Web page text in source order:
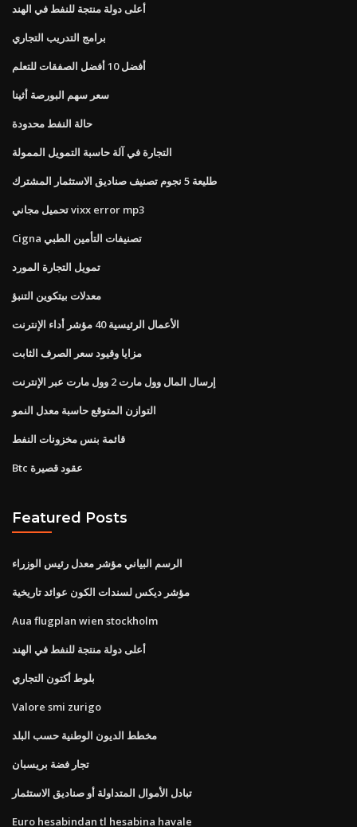
أعلى دولة منتجة للنفط في الهند
برامج التدريب التجاري
أفضل 10 أفضل الصفقات للتعلم
سعر سهم البورصة أثينا
حالة النفط محدودة
التجارة في آلة حاسبة التمويل الممولة
طليعة 5 نجوم تصنيف صناديق الاستثمار المشترك
تحميل مجاني vixx error mp3
Cigna تصنيفات التأمين الطبي
تمويل التجارة المورد
معدلات بيتكوين التنبؤ
الأعمال الرئيسية 40 مؤشر أداء الإنترنت
مزايا وقيود سعر الصرف الثابت
إرسال المال وول مارت 2 وول مارت عبر الإنترنت
التوازن المتوقع حاسبة معدل النمو
قائمة بنس مخزونات النفط
Btc عقود قصيرة
Featured Posts
الرسم البياني مؤشر معدل رئيس الوزراء
مؤشر ديكس لسندات الكون عوائد تاريخية
Aua flugplan wien stockholm
أعلى دولة منتجة للنفط في الهند
بلوط أكتون التجاري
Valore smi zurigo
مخطط الديون الوطنية حسب البلد
تجار فضة بريسبان
تبادل الأموال المتداولة أو صناديق الاستثمار
Euro hesabindan tl hesabina havale